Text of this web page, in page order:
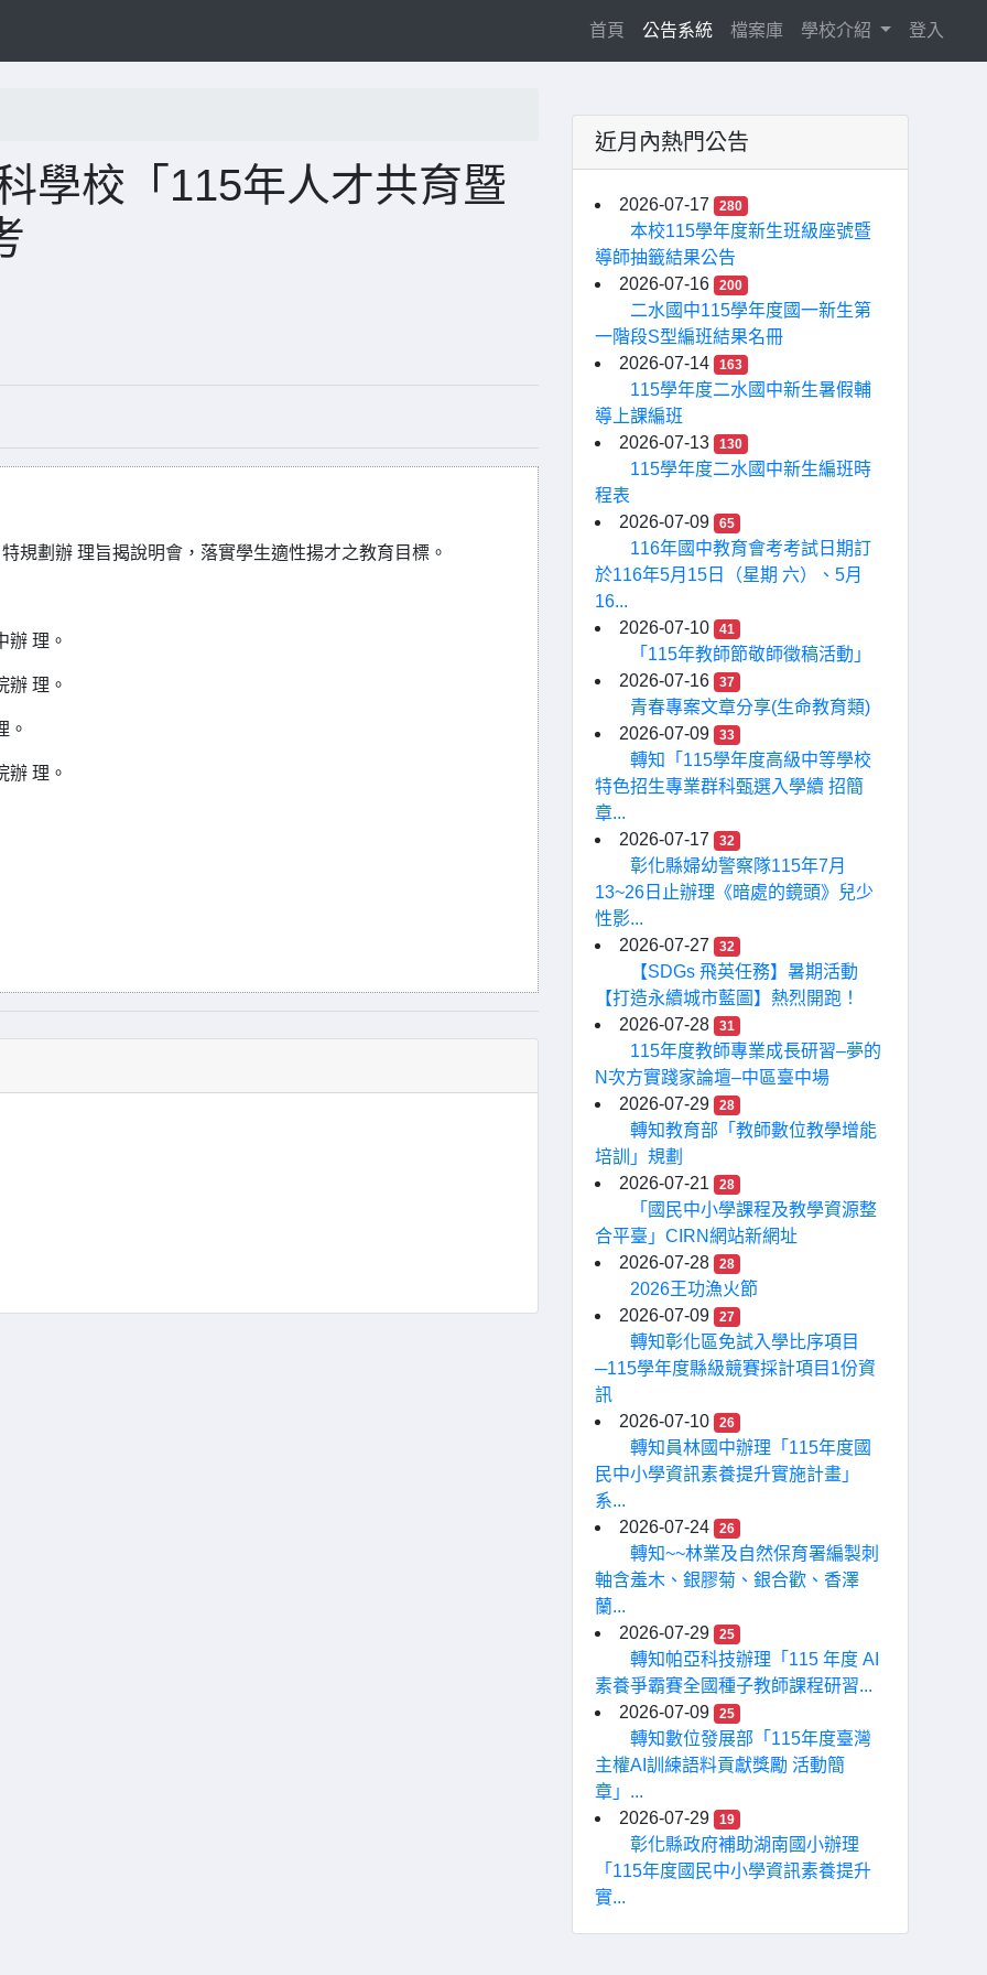
首頁 (current)
公告系統 檔案庫 學校介紹 登入
學校「115年人才共育暨
規劃辦 理旨揭說明會，落實學生適性揚才之教育目標。
辦 理。
辦 理。
。
辦 理。
近月內熱門公告
2026-07-17 280
本校115學年度新生班級座號暨
導師抽籤結果公告
2026-07-16
200
二水國中115學年度國一新生第
一階段S型編班結果名冊
2026-07-14
163
115學年度二水國中新生暑假輔
導上課編班
2026-07-13
130
115學年度二水國中新生編班時
程表
2026-07-09
65
116年國中教育會考考試日期訂
於116年5月15日（星期 六）、5月
16...
2026-07-10
41
「115年教師節敬師徵稿活動」
2026-07-16
37
青春專案文章分享(生命教育類)
2026-07-09
33
轉知「115學年度高級中等學校
特色招生專業群科甄選入學續 招簡
章...
2026-07-17
32
彰化縣婦幼警察隊115年7月
13~26日止辦理《暗處的鏡頭》兒少
性影...
2026-07-27
32
【SDGs 飛英任務】暑期活動
【打造永續城市藍圖】熱烈開跑！
2026-07-28
31
115年度教師專業成長研習–夢的
N次方實踐家論壇–中區臺中場
2026-07-29
28
轉知教育部「教師數位教學增能
培訓」規劃
2026-07-21
28
「國民中小學課程及教學資源整
合平臺」CIRN網站新網址
2026-07-28
28
2026王功漁火節
2026-07-09
27
轉知彰化區免試入學比序項目
─115學年度縣級競賽採計項目1份資
訊
2026-07-10
26
轉知員林國中辦理「115年度國
民中小學資訊素養提升實施計畫」
系...
2026-07-24
26
轉知~~林業及自然保育署編製刺
軸含羞木、銀膠菊、銀合歡、香澤
蘭...
2026-07-29
25
轉知帕亞科技辦理「115 年度 AI
素養爭霸賽全國種子教師課程研習...
2026-07-09
25
轉知數位發展部「115年度臺灣
主權AI訓練語料貢獻獎勵 活動簡
章」...
2026-07-29
19
彰化縣政府補助湖南國小辦理
「115年度國民中小學資訊素養提升
實...